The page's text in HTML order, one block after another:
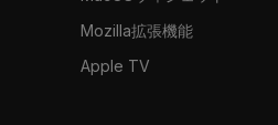
Mozilla拡張機能
Apple TV